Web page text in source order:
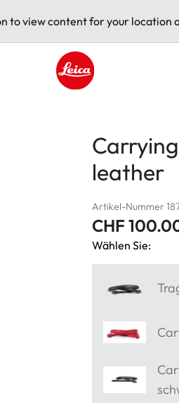
to view content for your location
leather
Artikel-Nummer
CHF
Wählen Sie: